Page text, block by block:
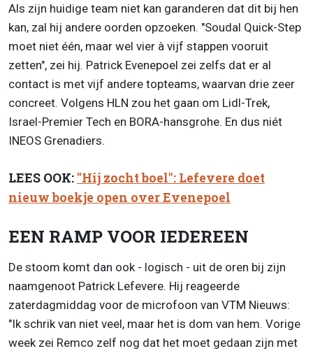
Als zijn huidige team niet kan garanderen dat dit bij hen
kan, zal hij andere oorden opzoeken. "Soudal Quick-Step
moet niet één, maar wel vier à vijf stappen vooruit
zetten", zei hij. Patrick Evenepoel zei zelfs dat er al
contact is met vijf andere topteams, waarvan drie zeer
concreet. Volgens HLN zou het gaan om Lidl-Trek,
Israel-Premier Tech en BORA-hansgrohe. En dus niét
INEOS Grenadiers.
LEES OOK: "Hij zocht boel": Lefevere doet
nieuw boekje open over Evenepoel
EEN RAMP VOOR IEDEREEN
De stoom komt dan ook - logisch - uit de oren bij zijn
naamgenoot Patrick Lefevere. Hij reageerde
zaterdagmiddag voor de microfoon van VTM Nieuws:
"Ik schrik van niet veel, maar het is dom van hem. Vorige
week zei Remco zelf nog dat het moet gedaan zijn met